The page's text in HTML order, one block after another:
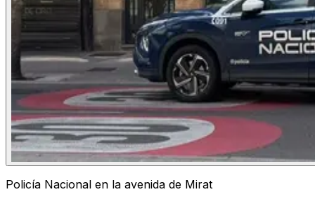
Policía Nacional en la avenida de Mirat